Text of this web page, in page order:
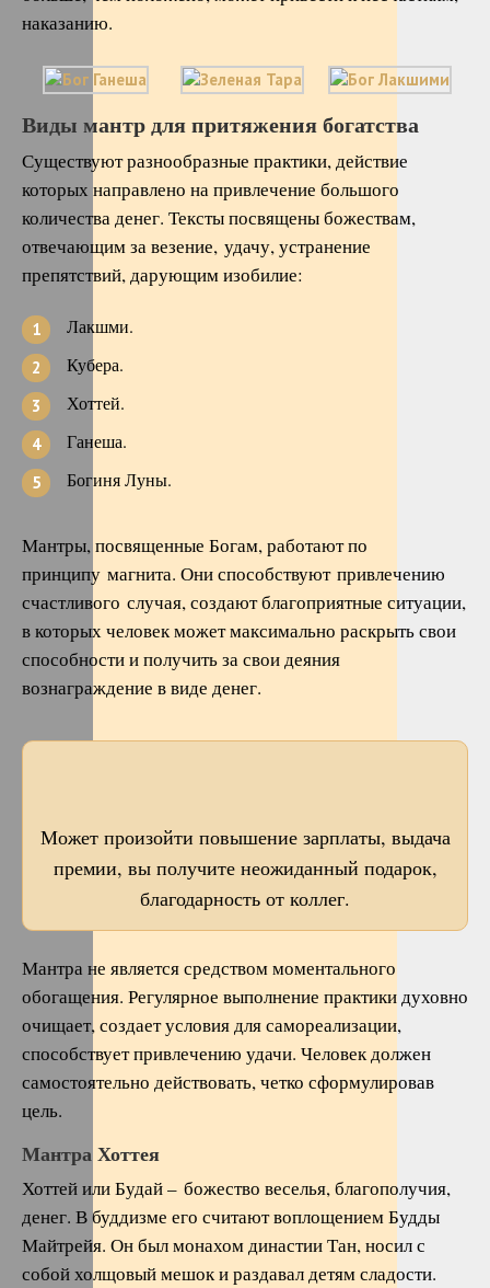
наказанию.
Виды мантр для притяжения богатства
Существуют разнообразные практики, действие
которых направлено на привлечение большого
количества денег. Тексты посвящены божествам,
отвечающим за везение, удачу, устранение
препятствий, дарующим изобилие:
Лакшми.
Кубера.
Хоттей.
Ганеша.
Богиня Луны.
Мантры, посвященные Богам, работают по
принципу магнита. Они способствуют привлечению
счастливого случая, создают благоприятные ситуации,
в которых человек может максимально раскрыть свои
способности и получить за свои деяния
вознаграждение в виде денег.
Может произойти повышение зарплаты, выдача
премии, вы получите неожиданный подарок,
благодарность от коллег.
Мантра не является средством моментального
обогащения. Регулярное выполнение практики духовно
очищает, создает условия для самореализации,
способствует привлечению удачи. Человек должен
самостоятельно действовать, четко сформулировав
цель.
Мантра Хоттея
Хоттей или Будай – божество веселья, благополучия,
денег. В буддизме его считают воплощением Будды
Майтрейя. Он был монахом династии Тан, носил с
собой холщовый мешок и раздавал детям сладости.